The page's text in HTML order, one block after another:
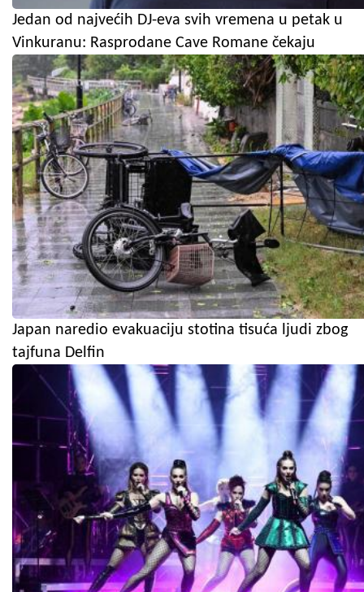
Jedan od najvećih DJ-eva svih vremena u petak u
Vinkuranu: Rasprodane Cave Romane čekaju
Japan naredio evakuaciju stotina tisuća ljudi zbog
tajfuna Delfin